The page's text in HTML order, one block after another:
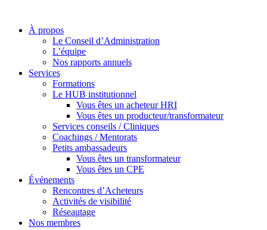
À propos
Le Conseil d’Administration
L’équipe
Nos rapports annuels
Services
Formations
Le HUB institutionnel
Vous êtes un acheteur HRI
Vous êtes un producteur/transformateur
Services conseils / Cliniques
Coachings / Mentorats
Petits ambassadeurs
Vous êtes un transformateur
Vous êtes un CPE
Événements
Rencontres d’Acheteurs
Activités de visibilité
Réseautage
Nos membres